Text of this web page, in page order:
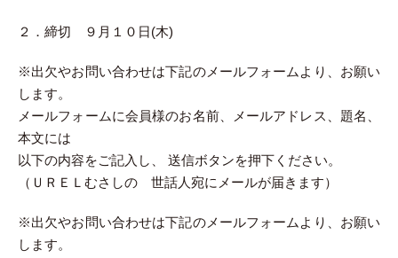
２．締切 ９月１０日(木)
※出欠やお問い合わせは下記のメールフォームより、お願い
します。
メールフォームに会員様のお名前、メールアドレス、題名、
本文には
以下の内容をご記入し、 送信ボタンを押下ください。
（ＵＲＥＬむさしの 世話人宛にメールが届きます）
※出欠やお問い合わせは下記のメールフォームより、お願い
します。